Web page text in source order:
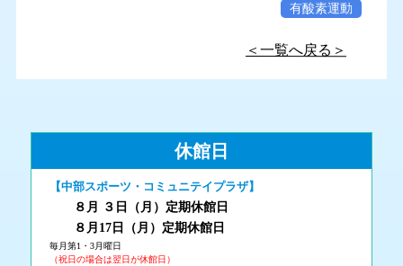
有酸素運動
＜一覧へ戻る＞
休館日
【中部スポーツ・コミュニテイプラザ】
８月 ３ 日（月 ） 定期休館日
８月17日（月 ）定期休館日
毎月第1・3月曜日
（祝日の場合は翌日が休館日）